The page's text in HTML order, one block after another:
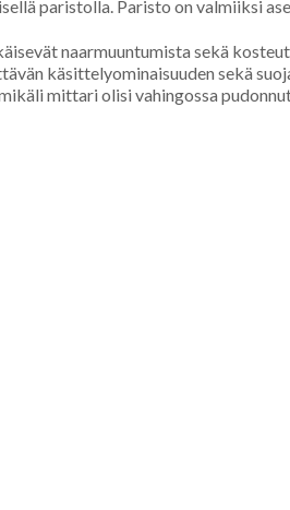
paristolla. Paristo on valmiiksi
naarmuuntumista sekä
käsittelyominaisuuden sekä
mittari olisi vahingossa